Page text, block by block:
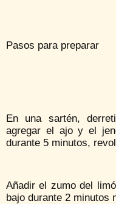
Pasos para preparar
En una sartén,
agregar el ajo y el
durante 5 minutos,
Añadir el zumo del
bajo durante 2 minutos